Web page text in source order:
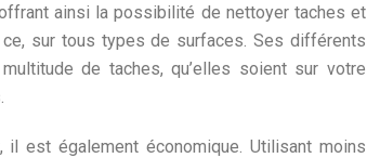
ainsi la possibilité de nettoyer taches et
sur tous types de surfaces. Ses différents
de taches, qu’elles soient sur votre
il est également économique. Utilisant moins